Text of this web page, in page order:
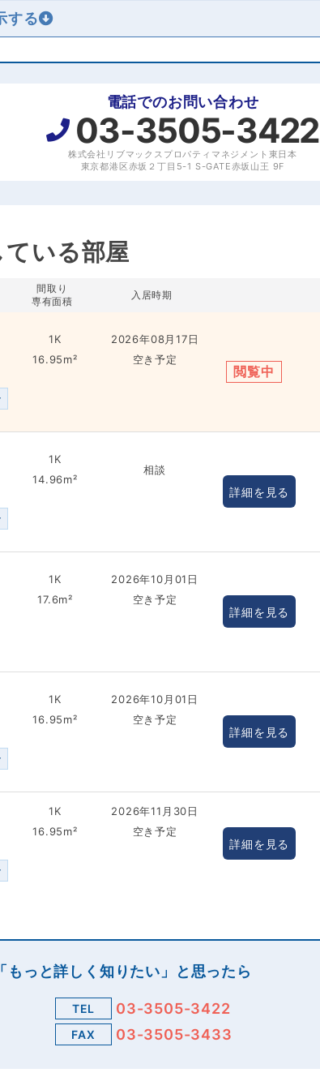
電話でのお問い合わせ
03-3505-3422
株式会社リブマックスプロパティマネジメント東日本
東京都港区赤坂２丁目5-1 S-GATE赤坂山王 9F
いる部屋
間取り
専有面積
入居時期
1K
16.95m²
2026年08月17日
空き予定
閲覧中
1K
14.96m²
相談
詳細を見る
1K
17.6m²
2026年10月01日
空き予定
詳細を見る
1K
16.95m²
2026年10月01日
空き予定
詳細を見る
1K
16.95m²
2026年11月30日
空き予定
詳細を見る
もっと詳しく知りたい」と思ったら
TEL 03-3505-3422
FAX 03-3505-3433